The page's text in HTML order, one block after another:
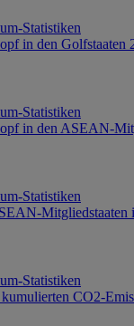
Statistiken
in den Golfstaaten
Statistiken
in den ASEAN-
Statistiken
Mitgliedstaaten
Statistiken
CO2-